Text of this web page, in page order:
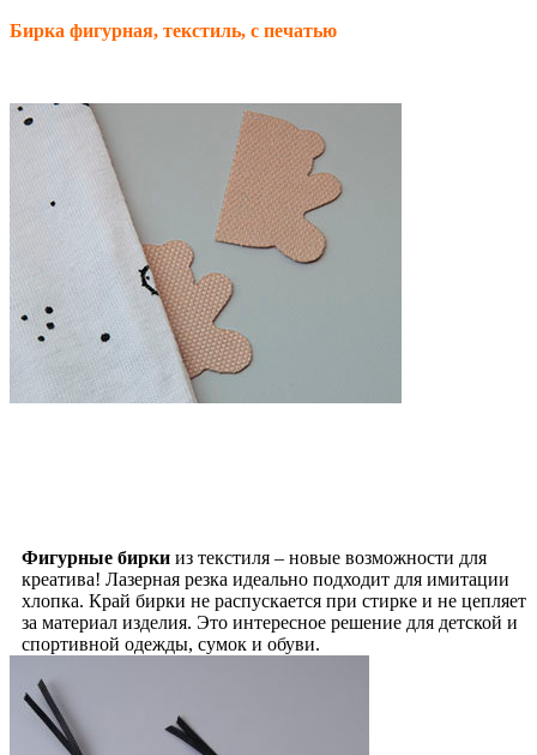
Бирка фигурная, текстиль, с печатью
Фигурные бирки из текстиля – новые возможности для
креатива! Лазерная резка идеально подходит для имитации
хлопка. Край бирки не распускается при стирке и не цепляет
за материал изделия. Это интересное решение для детской и
спортивной одежды, сумок и обуви.